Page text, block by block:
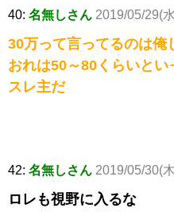
40: 名無しさん 2019/05/29(
30万って言ってるのは俺
おれは50～80くらいとい
スレ主だ
42: 名無しさん 2019/05/30(
ロレも視野に入るな